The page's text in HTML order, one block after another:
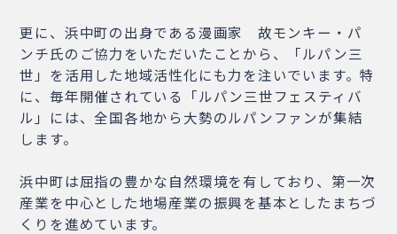
更に、浜中町の出身である漫画家 故モンキー・パ
ンチ氏のご協力をいただいたことから、「ルパン三
世」を活用した地域活性化にも力を注いでいます。特
に、毎年開催されている「ルパン三世フェスティバ
ル」には、全国各地から大勢のルパンファンが集結
します。
浜中町は屈指の豊かな自然環境を有しており、第一次
産業を中心とした地場産業の振興を基本としたまちづ
くりを進めています。